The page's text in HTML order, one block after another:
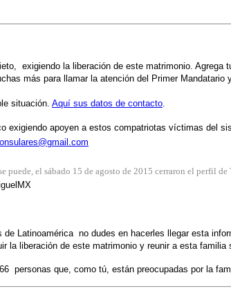
exigiendo la liberación de este matrimonio. Agrega
más para llamar la atención del Primer Mandatario
situación. Aquí sus datos de contacto
exigiendo apoyen a estos compatriotas víctimas del
el sábado 15 de agosto de 2015 cerraron el perfil
Latinoamérica no dudes en hacerles llegar esta
la liberación de este matrimonio y reunir a esta familia
personas que, como tú, están preocupadas por la